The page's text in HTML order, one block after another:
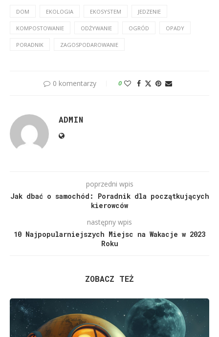
DOM EKOLOGIA EKOSYSTEM JEDZENIE
KOMPOSTOWANIE ODŻYWANIE OGRÓD OPADY
PORADNIK ZAGOSPODAROWANIE
0 komentarzy 0
ADMIN
poprzedni wpis
Jak dbać o samochód: Poradnik dla początkujących
kierowców
następny wpis
10 Najpopularniejszych Miejsc na Wakacje w 2023
Roku
ZOBACZ TEŻ